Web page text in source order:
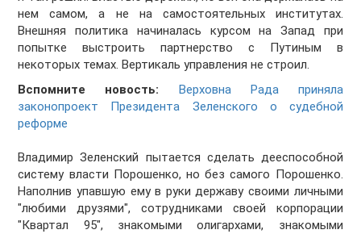
нем самом, а не на самостоятельных институтах.
Внешняя политика начиналась курсом на Запад при
попытке выстроить партнерство с Путиным в
некоторых темах. Вертикаль управления не строил.
Вспомните новость: Верховна Рада приняла
законопроект Президента Зеленского о судебной
реформе
Владимир Зеленский пытается сделать дееспособной
систему власти Порошенко, но без самого Порошенко.
Наполнив упавшую ему в руки державу своими личными
"любими друзями", сотрудниками своей корпорации
"Квартал 95", знакомыми олигархами, знакомыми